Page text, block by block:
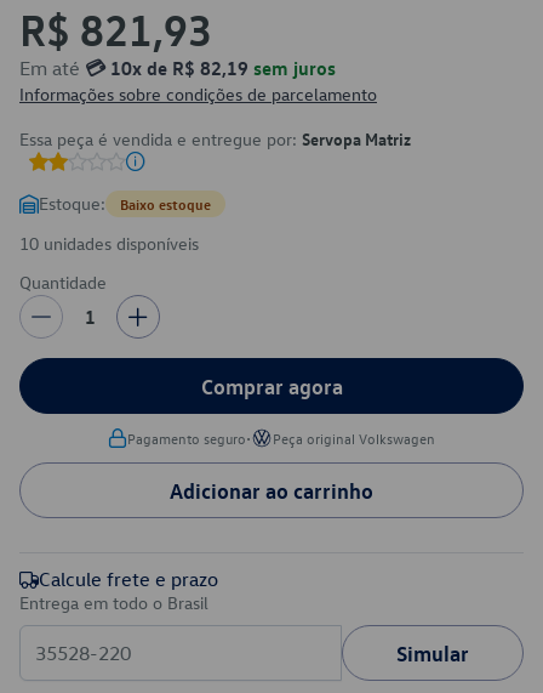
R$ 821,93
Em até 💳 10x de R$ 82,19 sem juros
Informações sobre condições de parcelamento
Essa peça é vendida e entregue por: Servopa Matriz
Estoque: Baixo estoque
10 unidades disponíveis
Quantidade
1
Comprar agora
Pagamento seguro• Peça original Volkswagen
Adicionar ao carrinho
Calcule frete e prazo
Entrega em todo o Brasil
Simular